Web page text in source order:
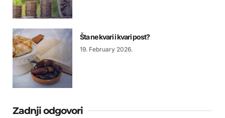
Šta ne kvari i kvari post?
19. February 2026.
Zadnji odgovori